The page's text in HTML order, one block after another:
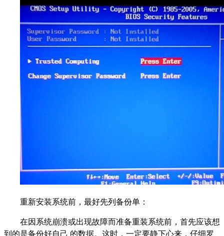
重新安装系统前，最好先列备份单：
在因系统崩溃或出现故障而准备重装系统前，首先应该想
到的是备份好自己 的数据。这时，一定要静下心来，仔细罗